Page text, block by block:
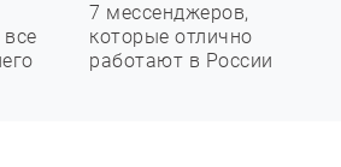
7 мессенджеров,
которые отлично
работают в России